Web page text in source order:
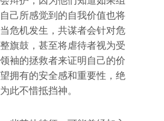
己所感觉到的自我价值也将
危机发生，共谋者会针对危
旗鼓，甚至将虐待者视为受
袖的拯救者来证明自己的价
拥有的安全感和重要性，绝
此不惜抵挡神。